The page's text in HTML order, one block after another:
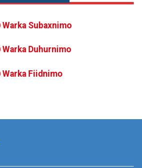
Warka Subaxnimo
Warka Duhurnimo
Warka Fiidnimo